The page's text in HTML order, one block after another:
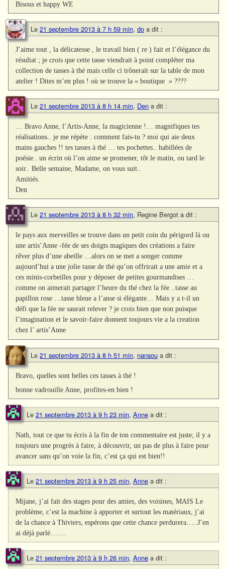
Bisous et happy WE
Le 21 septembre 2013 à 7 h 59 min, do a dit :
J’aime tout , la délicatesse , le travail bien ( re ) fait et l’élégance du
résultat ; je crois que cette tasse viendrait à point compléter ma
collection de tasses à thé mais celle ci trônerait sur la table de mon
atelier ! Dites m’en plus ! où se trouve la « boutique » ????
Le 21 septembre 2013 à 8 h 14 min, Den a dit :
… Bravo Anne, l’Artis-Anne, la magicienne !… magnifiques tes
réalisations.. je me répète : comment fais-tu ? moi qui aie deux
mains gauches !! tes tasses à thé … tes pochettes.. habillées de
poésie.. un écrin où l’on aime se promener, tôt le matin, ou tard le
soir.. Belle semaine, Madame, on vous suit..
Amitiés.
Den
Le 21 septembre 2013 à 8 h 32 min, Regine Bergot a dit :
le pays aux merveilles se trouve dans un petit coin du périgord là ou
une artis’Anne -fée de ses doigts magiques des créations a faire
rêver plus d’une abeille …alors on se met a songer comme
aujourd’hui a une jolie tasse de thé qu’on offrirait a une amie et a
ces minis-corbeilles pour y déposer de petites gourmandises …
comme on aimerait partager l’heure du thé chez la fée ..tasse au
papillon rose …tasse bleue a l’anse si élègante… Mais y a t-il un
défi que la fée ne saurait relever ? je crois bien que non puisque
l’imagination et le savoir-faire donnent toujours vie a la creation
chez l’ artis’Anne
Le 21 septembre 2013 à 8 h 51 min, nansou a dit :
Bravo, quelles sont belles ces tasses à thé !
bonne vadrouille Anne, profites-en bien !
Le 21 septembre 2013 à 9 h 23 min, Anne a dit :
Nath, tout ce que tu écris à la fin de ton commentaire est juste; il y a
toujours une progrès à faire, à découvrir, un pas de plus à faire pour
avancer sans qu’on voie la fin, c’est ça qui est bien!!
Le 21 septembre 2013 à 9 h 25 min, Anne a dit :
Mijane, j’ai fait des stages pour des amies, des voisines, MAIS Le
problème, c’est la machine à apporter et surtout les matériaux, j’ai
de la chance à Thiviers, espérons que cette chance perdurera…..J’en
ai déjà parlé…….
Le 21 septembre 2013 à 9 h 26 min, Anne a dit :